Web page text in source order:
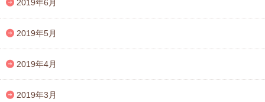
2019年6月
2019年5月
2019年4月
2019年3月